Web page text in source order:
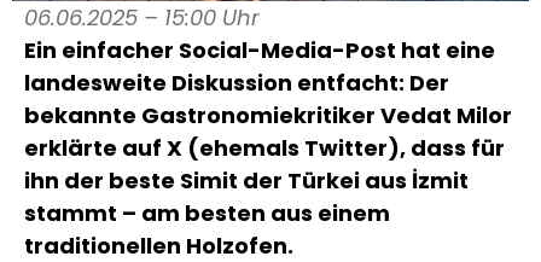
06.06.2025 – 15:00 Uhr
Ein einfacher Social-Media-Post hat eine
landesweite Diskussion entfacht: Der
bekannte Gastronomiekritiker Vedat Milor
erklärte auf X (ehemals Twitter), dass für
ihn der beste Simit der Türkei aus İzmit
stammt – am besten aus einem
traditionellen Holzofen.